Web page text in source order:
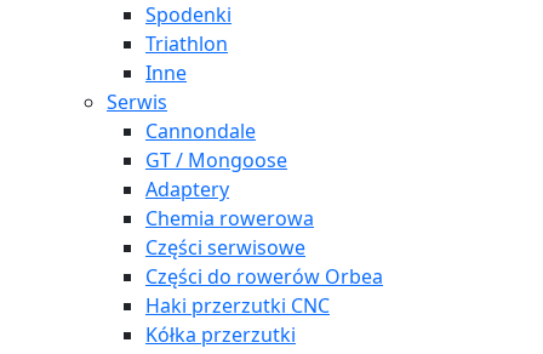
Spodenki
Triathlon
Inne
Serwis
Cannondale
GT / Mongoose
Adaptery
Chemia rowerowa
Części serwisowe
Części do rowerów Orbea
Haki przerzutki CNC
Kółka przerzutki